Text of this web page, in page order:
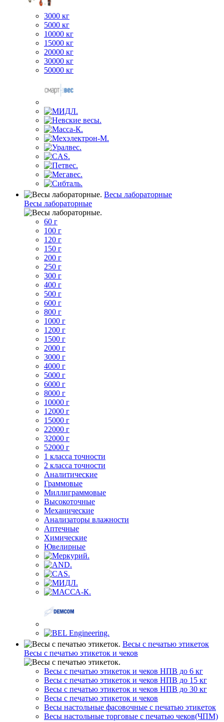
3000 кг
5000 кг
10000 кг
15000 кг
20000 кг
30000 кг
50000 кг
Весы лабораторные
Весы лабораторные
60 г
100 г
120 г
150 г
200 г
250 г
300 г
400 г
500 г
600 г
800 г
1000 г
1200 г
1500 г
2000 г
3000 г
4000 г
5000 г
6000 г
8000 г
10000 г
12000 г
15000 г
22000 г
32000 г
52000 г
1 класса точности
2 класса точности
Аналитические
Граммовые
Миллиграммовые
Высокоточные
Механические
Анализаторы влажности
Аптечные
Химические
Ювелирные
Весы с печатью этикеток
Весы с печатью этикеток и чеков
Весы с печатью этикеток и чеков НПВ до 6 кг
Весы с печатью этикеток и чеков НПВ до 15 кг
Весы с печатью этикеток и чеков НПВ до 30 кг
Весы с печатью этикеток и чеков
Весы настольные фасовочные с печатью этикеток
Весы настольные торговые с печатью чеков(ЧПМ)